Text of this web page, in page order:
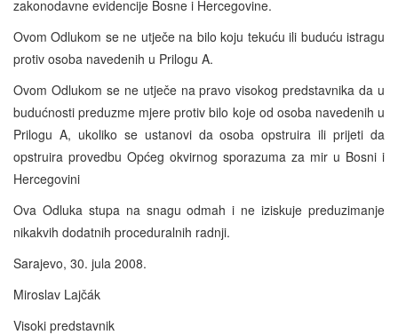
zakonodavne evidencije Bosne i Hercegovine.
Ovom Odlukom se ne utječe na bilo koju tekuću ili buduću istragu
protiv osoba navedenih u Prilogu A.
Ovom Odlukom se ne utječe na pravo visokog predstavnika da u
budućnosti preduzme mjere protiv bilo koje od osoba navedenih u
Prilogu A, ukoliko se ustanovi da osoba opstruira ili prijeti da
opstruira provedbu Općeg okvirnog sporazuma za mir u Bosni i
Hercegovini
Ova Odluka stupa na snagu odmah i ne iziskuje preduzimanje
nikakvih dodatnih proceduralnih radnji.
Sarajevo, 30. jula 2008.
Miroslav Lajčák
Visoki predstavnik